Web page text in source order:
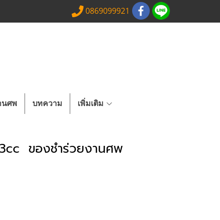
0869099921
นศพ บทความ เพิ่มเติม
ของชำร่วยงานศพ